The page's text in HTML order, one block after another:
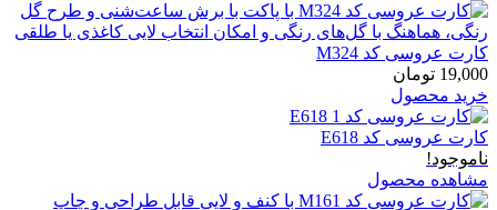
کارت عروسی کد M324
19,000 تومان
خرید محصول
کارت عروسی کد E618
ناموجود!
مشاهده محصول